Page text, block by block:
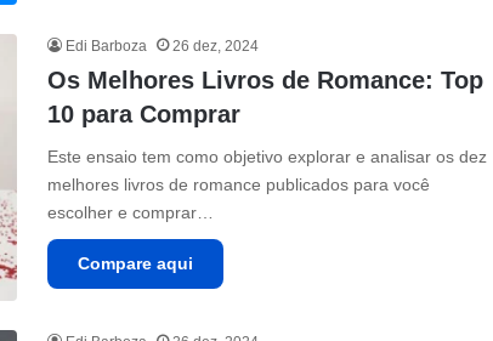
Edi Barboza 26 dez, 2024
Os Melhores Livros de Romance: Top
10 para Comprar
Este ensaio tem como objetivo explorar e analisar os dez
melhores livros de romance publicados para você
escolher e comprar…
Compare aqui